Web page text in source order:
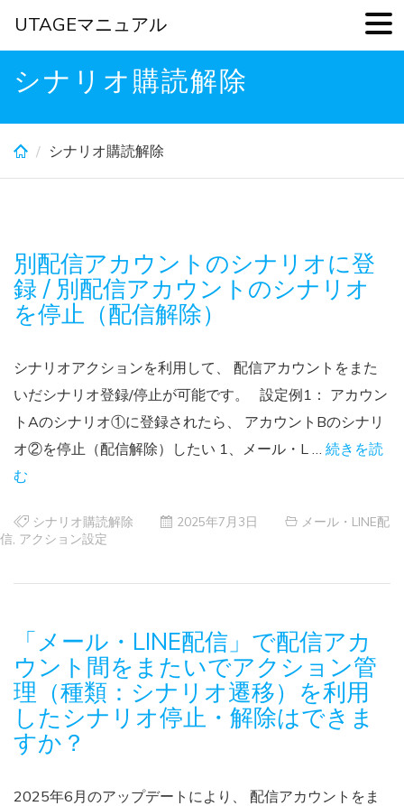
Skip
シナリオ購読解除
シナリオ購読解除
別配信アカウントのシナリオに登
録 / 別配信アカウントのシナリオ
を停止（配信解除）
シナリオアクションを利用して、 配信アカウントをまた
いだシナリオ登録/停止が可能です。 設定例1： アカウン
トAのシナリオ①に登録されたら、 アカウントBのシナリ
オ②を停止（配信解除）したい 1、メール・L … 続きを読
む
シナリオ購読解除 2025年7月3日
メール・LINE配
信 アクション設定
「メール・LINE配信」で配信アカ
ウント間をまたいでアクション管
理（種類：シナリオ遷移）を利用
したシナリオ停止・解除はできま
すか？
2025年6月のアップデートにより、 配信アカウントをま
UTAGEマニュアル